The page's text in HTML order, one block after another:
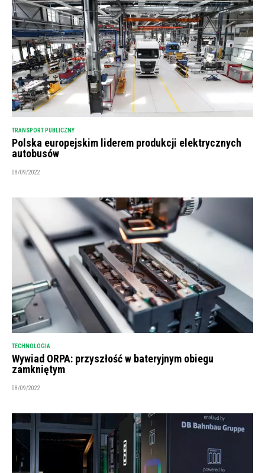
TRANSPORT PUBLICZNY
Polska europejskim liderem produkcji elektrycznych
autobusów
08/09/2022
TECHNOLOGIA
Wywiad ORPA: przyszłość w bateryjnym obiegu
zamkniętym
08/09/2022